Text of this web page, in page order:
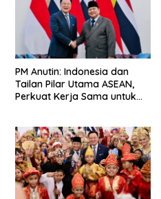
PM Anutin: Indonesia dan
Tailan Pilar Utama ASEAN,
Perkuat Kerja Sama untuk